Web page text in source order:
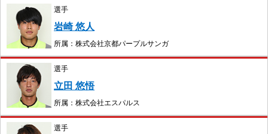
選手
岩崎 悠人
所属：株式会社京都パープルサンガ
選手
立田 悠悟
所属：株式会社エスパルス
選手